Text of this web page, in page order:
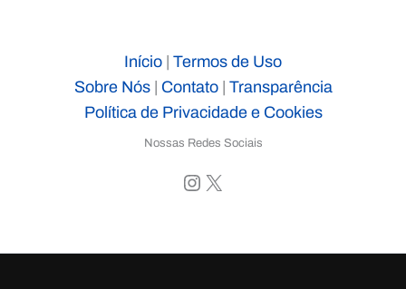
Início | Termos de Uso
Sobre Nós| Contato| Transparência
Política de Privacidade e Cookies
Nossas Redes Sociais
Instagram
X